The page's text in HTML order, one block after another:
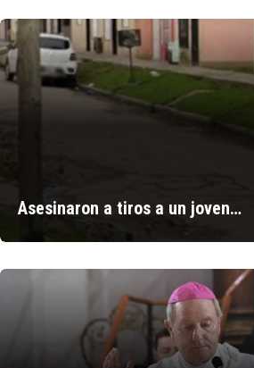
Asesinaron a tiros a un joven…